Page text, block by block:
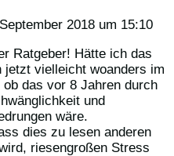
2018 um 15:10
Ratgeber! Hätte ich das
jetzt vielleicht woanders im
das vor 8 Jahren durch
und
wäre.
dies zu lesen anderen
riesengroßen Stress